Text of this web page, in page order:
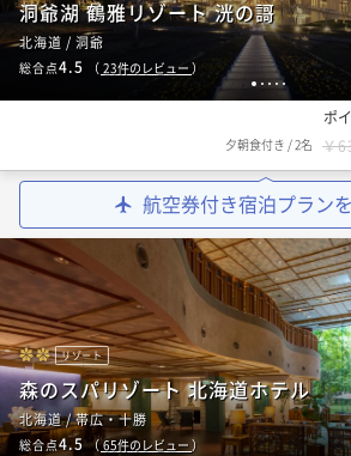
1 2 345
洞爺湖 鶴雅リゾート 洸の謌
北海道 / 洞爺
総合点4.5 （ 23件のレビュー ）
ポ
夕朝食付き /2名 ￥
航空券付き宿泊プラン
リゾート
森のスパリゾート 北海道ホテル
北海道 / 帯広・十勝
総合点4.5（65件のレビュー）